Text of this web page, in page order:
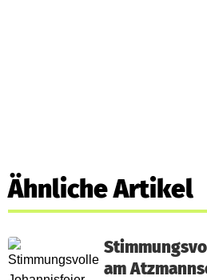
Ähnliche Artikel
am